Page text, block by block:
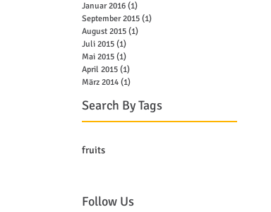
Januar 2016 (1)
September 2015 (1)
August 2015 (1)
Juli 2015 (1)
Mai 2015 (1)
April 2015 (1)
März 2014 (1)
Search By Tags
fruits
Follow Us